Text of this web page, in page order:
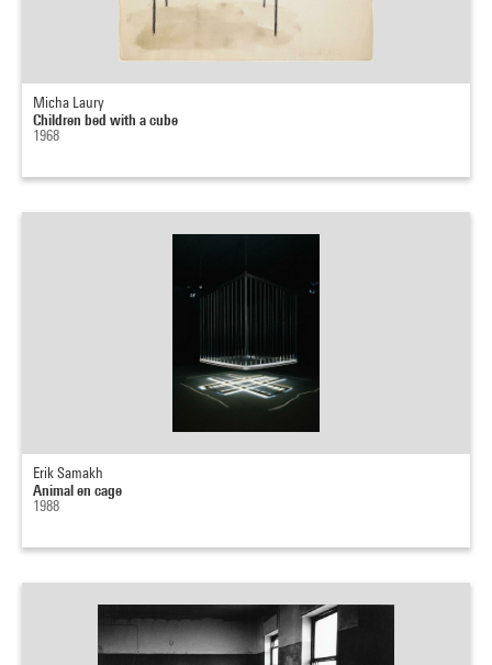
Micha Laury
Children bed with a cube
1968
Erik Samakh
Animal en cage
1988